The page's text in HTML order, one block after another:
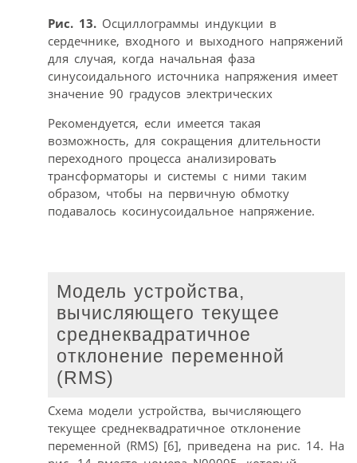
Рис. 13. Осциллограммы индукции в
сердечнике, входного и выходного напряжений
для случая, когда начальная фаза
синусоидального источника напряжения имеет
значение 90 градусов электрических
Рекомендуется, если имеется такая
возможность, для сокращения длительности
переходного процесса анализировать
трансформаторы и системы с ними таким
образом, чтобы на первичную обмотку
подавалось косинусоидальное напряжение.
Модель устройства,
вычисляющего текущее
среднеквадратичное
отклонение переменной
(RMS)
Схема модели устройства, вычисляющего
текущее среднеквадратичное отклонение
переменной (RMS) [6], приведена на рис. 14. На